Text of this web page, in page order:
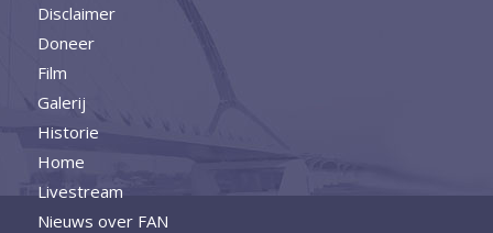
Disclaimer
Doneer
Film
Galerij
Historie
Home
Livestream
Nieuws over FAN